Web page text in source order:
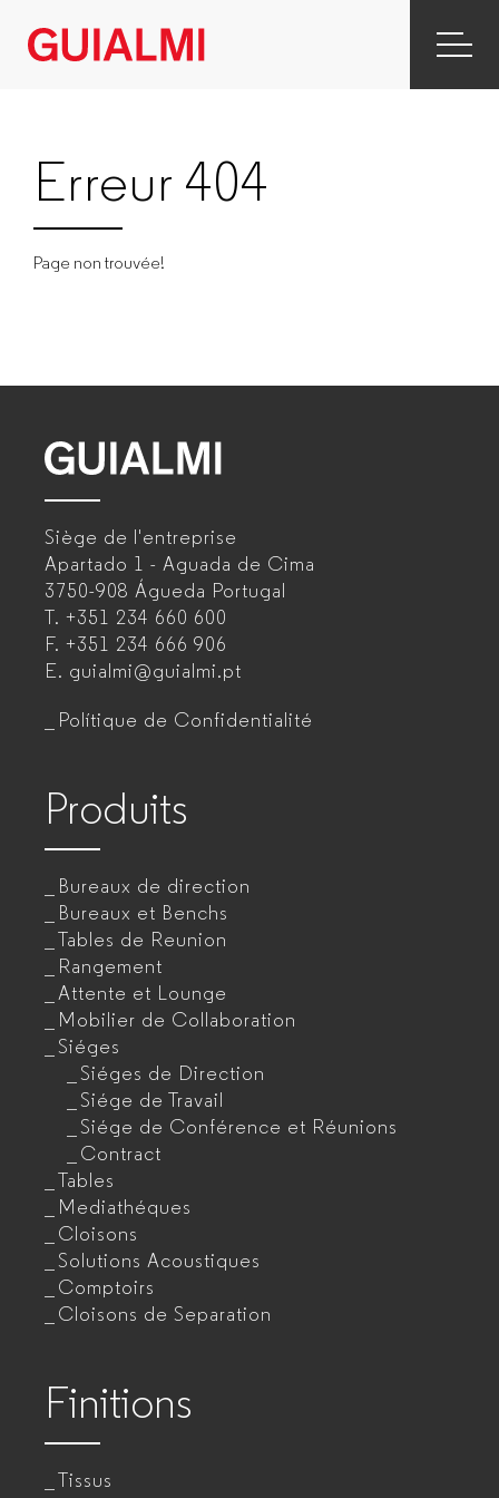
Erreur 404
Page non trouvée!
Siège de l'entreprise
Apartado 1 - Aguada de Cima
3750-908 Águeda Portugal
T. +351 234 660 600
F. +351 234 666 906
E. guialmi@guialmi.pt
Polítique de Confidentialité
Produits
Bureaux de direction
Bureaux et Benchs
Tables de Reunion
Rangement
Attente et Lounge
Mobilier de Collaboration
Siéges
Siéges de Direction
Siége de Travail
Siége de Conférence et Réunions
Contract
Tables
Mediathéques
Cloisons
Solutions Acoustiques
Comptoirs
Cloisons de Separation
Finitions
Tissus